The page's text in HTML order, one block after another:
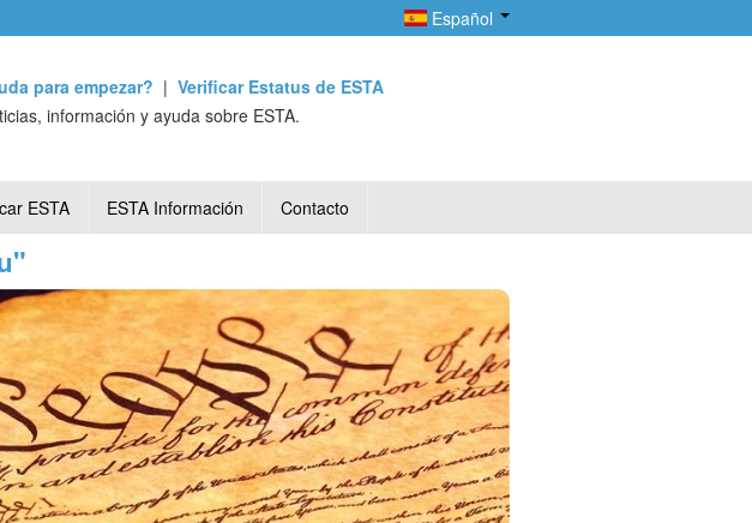
Español
para empezar? | Verificar Estatus de ESTA
información y ayuda sobre ESTA.
ESTA ESTA Información Contacto